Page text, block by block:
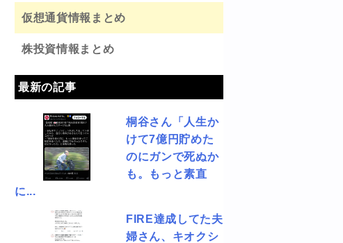
仮想通貨情報まとめ
株投資情報まとめ
最新の記事
桐谷さん「人生か
けて7億円貯めた
のにガンで死ぬか
も。もっと素直
に...
FIRE達成してた夫
婦さん、キオクシ